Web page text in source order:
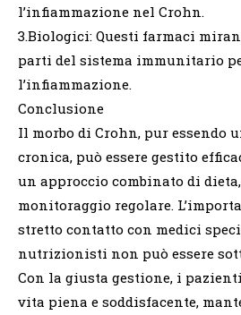
l’infiammazione nel Crohn.
3.Biologici: Questi farmaci
parti del sistema immunitario
l’infiammazione.
Conclusione
Il morbo di Crohn, pur essendo
cronica, può essere gestito
un approccio combinato di
monitoraggio regolare.
stretto contatto con medici
nutrizionisti non può essere
Con la giusta gestione, i
vita piena e soddisfacente,